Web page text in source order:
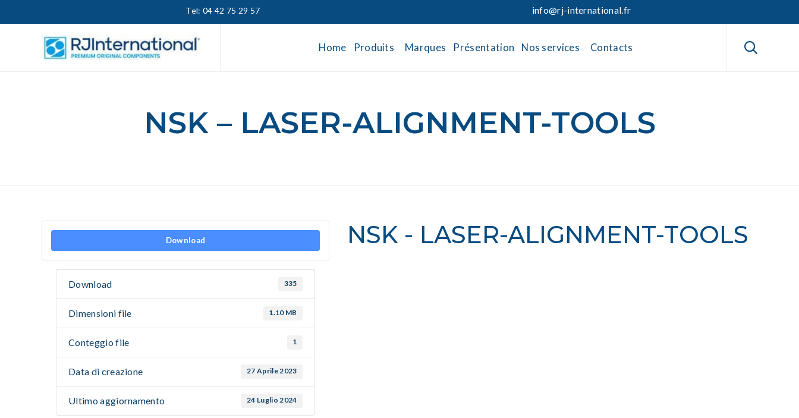
Tel: 04 42 75 29 57
info@rj-international.fr
Home Produits Marques Présentation Nos services Contacts 
NSK – LASER-ALIGNMENT-TOOLS
Download
Download 335
Dimensioni file 1.10 MB
Conteggio file 1
Data di creazione 27 Aprile 2023
Ultimo aggiornamento 24 Luglio 2024
NSK - LASER-ALIGNMENT-TOOLS